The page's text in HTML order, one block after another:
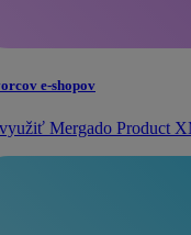
e‑shopov
Mergado Product